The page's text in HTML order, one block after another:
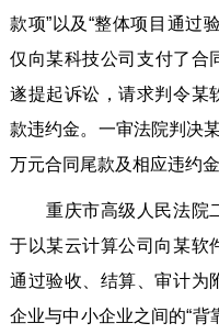
款项”以及“整体项目通过
仅向某科技公司支付了合
遂提起诉讼，请求判令某
款违约金。一审法院判决
万元合同尾款及相应违约
重庆市高级人民法院二
于以某云计算公司向某软
通过验收、结算、审计为
企业与中小企业之间的“背